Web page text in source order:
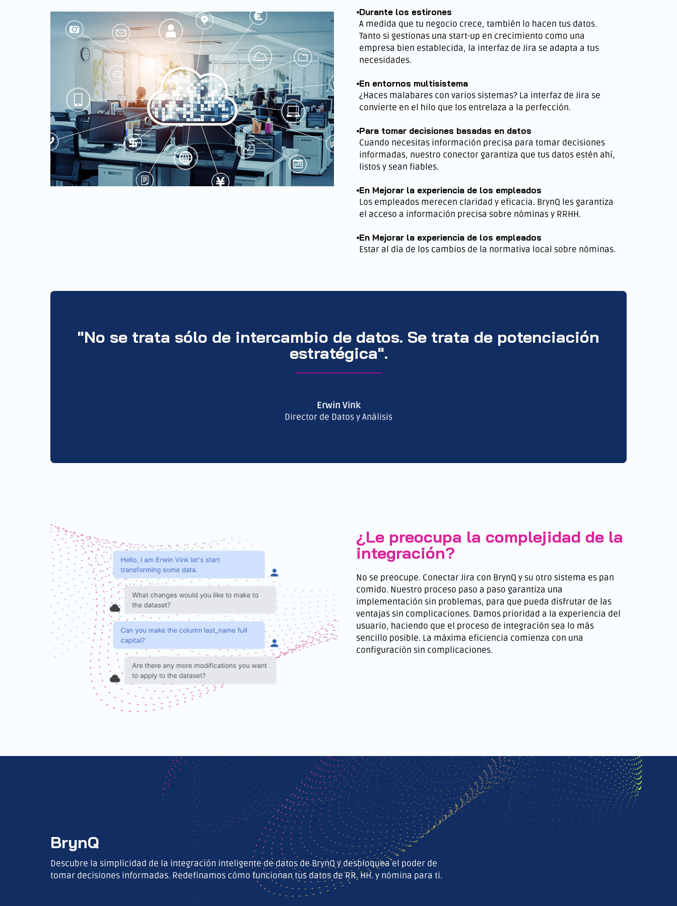
Durante los estirones
A medida que tu negocio crece, también lo hacen tus datos.
Tanto si gestionas una start-up en crecimiento como una
empresa bien establecida, la interfaz de Jira se adapta a tus
necesidades.
En entornos multisistema
¿Haces malabares con varios sistemas? La interfaz de Jira se
convierte en el hilo que los entrelaza a la perfección.
Para tomar decisiones basadas en datos
Cuando necesitas información precisa para tomar decisiones
informadas, nuestro conector garantiza que tus datos estén ahí,
listos y sean fiables.
En Mejorar la experiencia de los empleados
Los empleados merecen claridad y eficacia. BrynQ les garantiza
el acceso a información precisa sobre nóminas y RRHH.
En Mejorar la experiencia de los empleados
Estar al día de los cambios de la normativa local sobre nóminas.
"No se trata sólo de intercambio de datos. Se trata de potenciación
estratégica".
Erwin Vink
Director de Datos y Análisis
¿Le preocupa la complejidad de la
integración?
No se preocupe. Conectar Jira con BrynQ y su otro sistema es pan
comido. Nuestro proceso paso a paso garantiza una
implementación sin problemas, para que pueda disfrutar de las
ventajas sin complicaciones. Damos prioridad a la experiencia del
usuario, haciendo que el proceso de integración sea lo más
sencillo posible. La máxima eficiencia comienza con una
configuración sin complicaciones.
BrynQ
Descubre la simplicidad de la integración inteligente de datos de BrynQ y desbloquea el poder de
tomar decisiones informadas. Redefinamos cómo funcionan tus datos de RR. HH. y nómina para ti.